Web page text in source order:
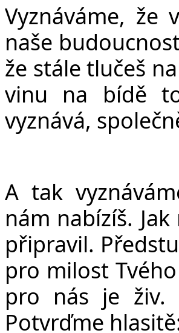
Vyznáváme,
naše
že stále tlučeš
vinu na bídě
vyznává,
A tak
nám nabízíš.
připravil.
pro milost
pro nás je živ.
Potvrďme